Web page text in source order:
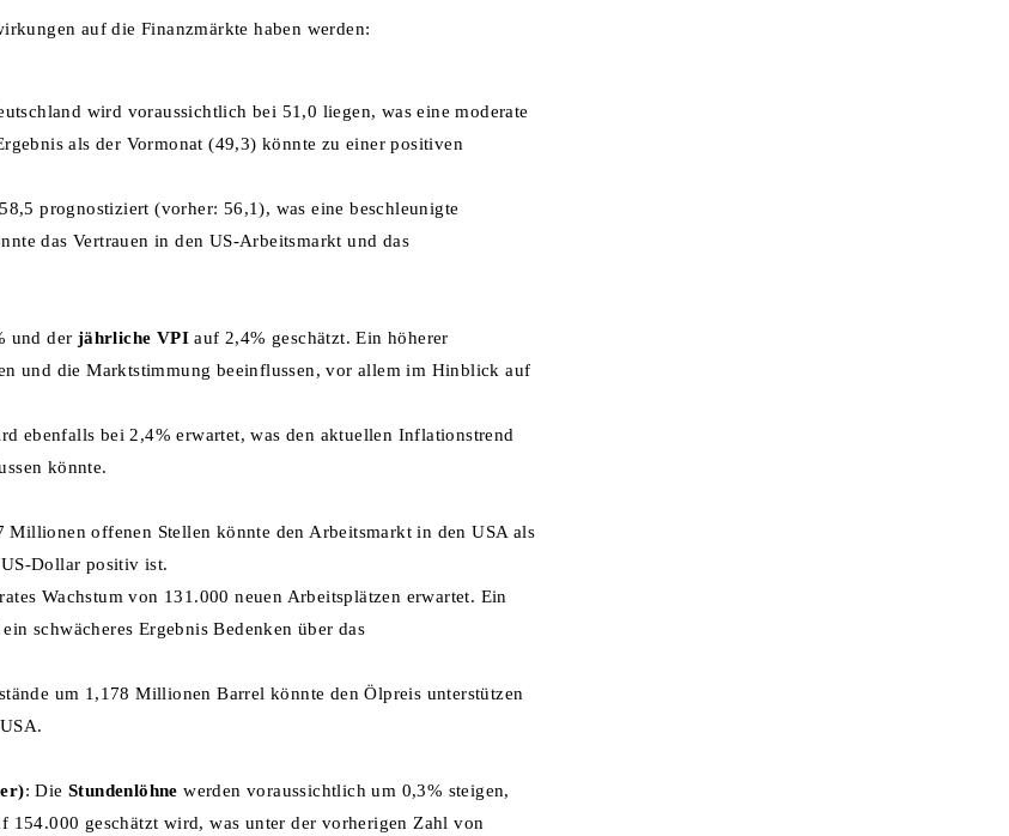
auf die Finanzmärkte haben werden:
wird voraussichtlich bei 51,0 liegen, was eine moderate
als der Vormonat (49,3) könnte zu einer positiven
prognostiziert (vorher: 56,1), was eine beschleunigte
das Vertrauen in den US-Arbeitsmarkt und das
und der jährliche VPI auf 2,4% geschätzt. Ein höherer
und die Marktstimmung beeinflussen, vor allem im Hinblick auf
ebenfalls bei 2,4% erwartet, was den aktuellen Inflationstrend
könnte.
Millionen offenen Stellen könnte den Arbeitsmarkt in den USA als
Dollar positiv ist.
Wachstum von 131.000 neuen Arbeitsplätzen erwartet. Ein
schwächeres Ergebnis Bedenken über das
um 1,178 Millionen Barrel könnte den Ölpreis unterstützen
: DieStundenlöhne werden voraussichtlich um 0,3% steigen,
154.000 geschätzt wird, was unter der vorherigen Zahl von